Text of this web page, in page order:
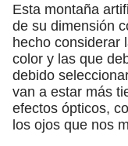
Esta montaña
de su dimensión
hecho considerar
color y las que
debido
van a estar más
efectos ópticos,
los ojos que nos